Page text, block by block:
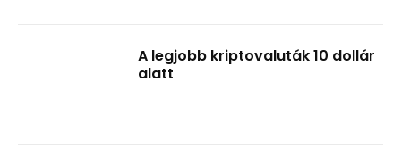
A legjobb kriptovaluták 10 dollár
alatt